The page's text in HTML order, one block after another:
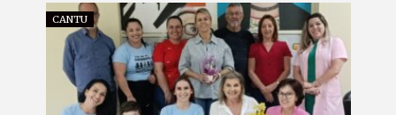
CANTU